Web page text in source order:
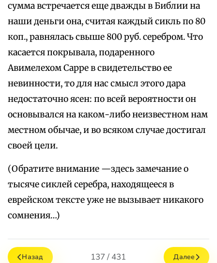
сумма встречается еще дважды в Библии на
наши деньги она, считая каждый сикль по 80
коп., равнялась свыше 800 руб. серебром. Что
касается покрывала, подаренного
Авимелехом Сарре в свидетельство ее
невинности, то для нас смысл этого дара
недостаточно ясен: по всей вероятности он
основывался на каком-либо неизвестном нам
местном обычае, и во всяком случае достигал
своей цели.
(Обратите внимание —здесь замечание о
тысяче сиклей серебра, находящееся в
еврейском тексте уже не вызывает никакого
сомнения…)
Назад 137 / 431 Далее